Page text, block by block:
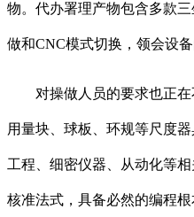
物。代办署理产物包含多款
做和CNC模式切换，领会设
对操做人员的要求也正在不
用量块、球板、环规等尺度
工程、细密仪器、从动化等
核准法式，具备必然的编程